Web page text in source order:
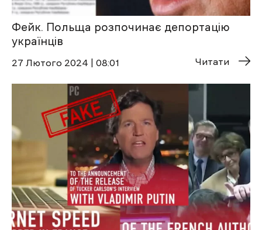
Фейк. Польща розпочинає депортацію
українців
27 Лютого 2024 | 08:01 Читати